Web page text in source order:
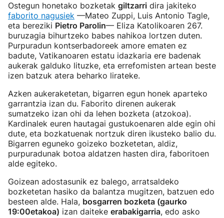
Ostegun honetako bozketak giltzarri dira jakiteko
faborito nagusiek —Mateo Zuppi, Luis Antonio Tagle,
eta bereziki Pietro Parolin— Eliza Katolikoaren 267.
buruzagia bihurtzeko babes nahikoa lortzen duten.
Purpuradun kontserbadoreek amore ematen ez
badute, Vatikanoaren estatu idazkaria ere badenak
aukerak galduko lituzke, eta errefomisten artean beste
izen batzuk atera beharko lirateke.
Azken aukeraketetan, bigarren egun honek aparteko
garrantzia izan du. Faborito direnen aukerak
sumatzeko izan ohi da lehen bozketa (atzokoa).
Kardinalek euren hautagai gustukoenaren alde egin ohi
dute, eta bozkatuenak nortzuk diren ikusteko balio du.
Bigarren eguneko goizeko bozketetan, aldiz,
purpuradunak botoa aldatzen hasten dira, faboritoen
alde egiteko.
Goizean adostasunik ez balego, arratsaldeko
bozketetan hasiko da balantza mugitzen, batzuen edo
besteen alde. Hala, bosgarren bozketa (gaurko
19:00etakoa) izan daiteke erabakigarria, edo asko